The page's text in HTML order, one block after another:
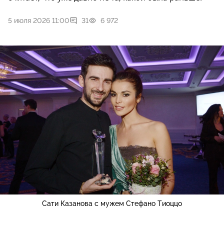
5 июля 2026 11:00 31 6 972
Сати Казанова с мужем Стефано Тиоццо